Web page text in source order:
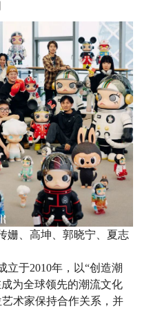
姗、高坤、郭晓宁、夏志
立于2010年，以“创造潮
为全球领先的潮流文化
术家保持合作关系，并